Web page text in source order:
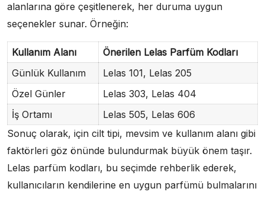
alanlarına göre çeşitlenerek, her duruma uygun
seçenekler sunar. Örneğin:
Kullanım Alanı
Önerilen Lelas Parfüm Kodları
Günlük Kullanım
Lelas 101, Lelas 205
Özel Günler
Lelas 303, Lelas 404
İş Ortamı
Lelas 505, Lelas 606
Sonuç olarak, için cilt tipi, mevsim ve kullanım alanı gibi
faktörleri göz önünde bulundurmak büyük önem taşır.
Lelas parfüm kodları, bu seçimde rehberlik ederek,
kullanıcıların kendilerine en uygun parfümü bulmalarını